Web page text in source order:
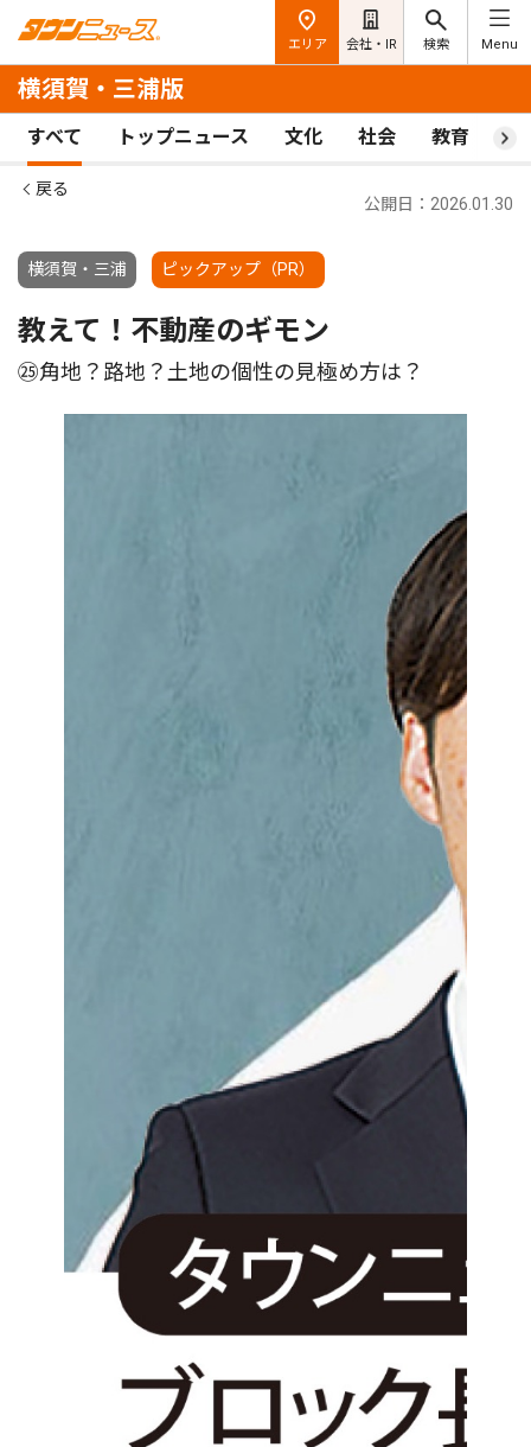
エリア 会社・IR 検索 Menu
横須賀・三浦版
すべて トップニュース 文化 社会 教育 ス
戻る
横須賀・三浦 ピックアップ（PR）
公開日：2026.01.30
教えて！不動産のギモン
㉕角地？路地？土地の個性の見極め方は？